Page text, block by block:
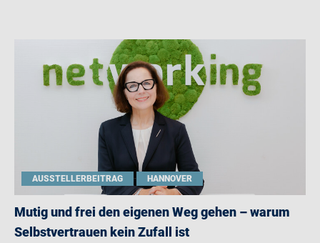
AUSSTELLERBEITRAG HANNOVER
Mutig und frei den eigenen Weg gehen – warum
Selbstvertrauen kein Zufall ist